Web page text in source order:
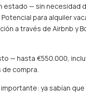
estado — sin necesidad
para alquiler
a través de Airbnb y
— hasta €550.000,
compra.
ya sabían que